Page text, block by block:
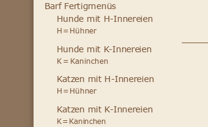
Barf Fertigmenüs
Hunde mit H-Innereien
H = Hühner
Hunde mit K-Innereien
K = Kaninchen
Katzen mit H-Innereien
H = Hühner
Katzen mit K-Innereien
K = Kaninchen